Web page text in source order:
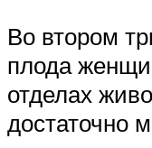
Во втором
плода
отделах
достаточно